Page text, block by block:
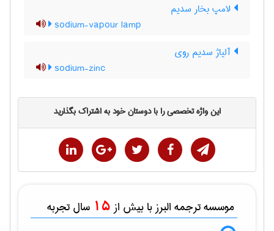
لامپ بخار سدیم
sodium-vapour lamp
آلیاژ سدیم روی
sodium-zinc
این واژه تخصصی را با دوستان خود به اشتراک بگذارید
موسسه ترجمه البرز با بیش از 15 سال تجربه